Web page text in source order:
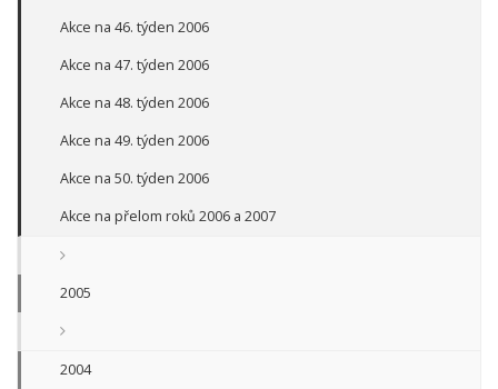
Akce na 46. týden 2006
Akce na 47. týden 2006
Akce na 48. týden 2006
Akce na 49. týden 2006
Akce na 50. týden 2006
Akce na přelom roků 2006 a 2007
2005
2004